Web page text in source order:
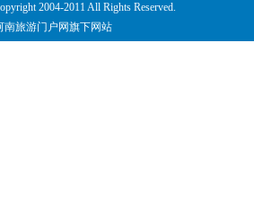
2004-2011 All Rights Reserved.
南旅游门户网旗下网站